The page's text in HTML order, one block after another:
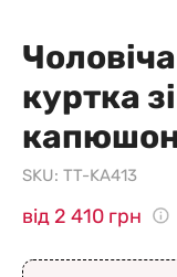
куртка
SKU: TT-KA413
від 2 410 грн